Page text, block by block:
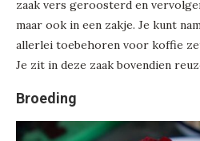
zaak vers geroosterd en
maar ook in een zakje. Je kunt
allerlei toebehoren voor koffie
Je zit in deze zaak bovendien
Broeding